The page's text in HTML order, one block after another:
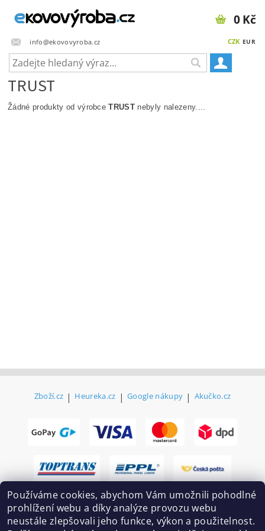
info@ekovovyroba.cz CZK EUR
0 Kč
TRUST
Žádné produkty od výrobceTRUST nebyly nalezeny....
Zboží.cz | Heureka.cz | Google nákupy | Akučko.cz
Používáme cookies, abychom Vám umožnili pohodlné
prohlížení webu a díky analýze provozu webu
neustále zlepšovali jeho funkce, výkon a použitelnost.